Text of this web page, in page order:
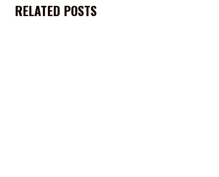
RELATED POSTS